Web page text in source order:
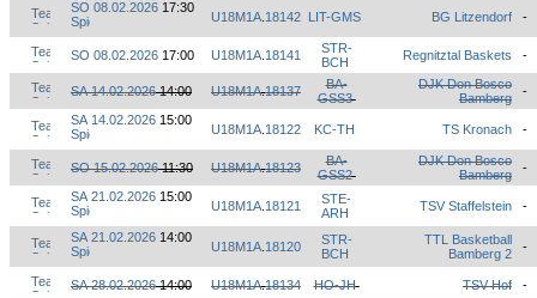
SO 08.02.2026 17:30
U18M1A 18142 LIT-GMS BG Litzendorf -
SO 08.02.2026 17:00 U18M1A 18141
STR-
BCH
Regnitztal Baskets -
SA 14.02.202614:00 U18M1A.18137
BA-
GSS3
DJK Don Bosco
Bamberg
-
SA 14.02.2026 15:00
U18M1A 18122 KC-TH TS Kronach -
SO 15.02.202611:30 U18M1A.18123
BA-
GSS2
DJK Don Bosco
Bamberg
-
SA 21.02.2026 15:00
U18M1A 18121
STE-
ARH
TSV Staffelstein -
SA 21.02.2026 14:00
U18M1A 18120
STR-
BCH
TTL Basketball
Bamberg 2
-
SA 28.02.202614:00 U18M1A.18134 HO-JH TSV Hof -